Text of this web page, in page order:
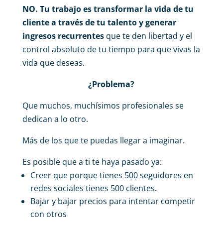
NO. Tu trabajo es transformar la vida de tu
cliente a través de tu talento y generar
ingresos recurrentes que te den libertad y el
control absoluto de tu tiempo para que vivas la
vida que deseas.
¿Problema?
Que muchos, muchísimos profesionales se
dedican a lo otro.
Más de los que te puedas llegar a imaginar.
Es posible que a ti te haya pasado ya:
Creer que porque tienes 500 seguidores en
redes sociales tienes 500 clientes.
Bajar y bajar precios para intentar competir
con otros